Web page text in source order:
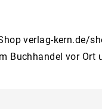
verlag-
Buchhandel vor Ort